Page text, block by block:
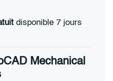
disponible 7 jours
Mechanical